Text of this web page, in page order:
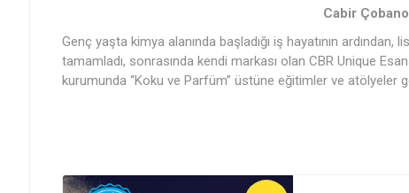
Cabir
Genç yaşta kimya alanında başladığı iş hayatının
tamamladı, sonrasında kendi markası olan CBR Unique
kurumunda “Koku ve Parfüm” üstüne eğitimler ve atölyeler